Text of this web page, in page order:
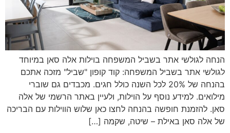
הנחה לגולשי אתר בשביל המשפחה בוילות אלה סאן במיוחד
לגולשי אתר בשביל המשפחה: קוד קופון "שביל" מזכה אתכם
בהנחה של 20% לכל השנה כולל חגים. מכבדים גם שוברי
מילואים. למידע נוסף על הוילות, ולעיין באתר הרשמי של אלה
סאן. להזמנת חופשה בהנחה לחצו כאן שלוש הווילות עם הבריכה
של אלה סאן באילת – שיטה, שקמה […]